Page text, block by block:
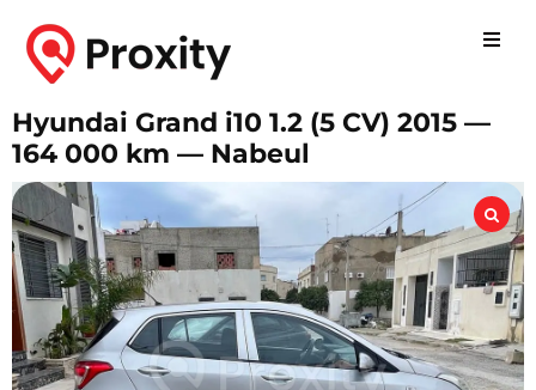
Hyundai Grand i10 1.2 (5 CV) 2015 —
164 000 km — Nabeul